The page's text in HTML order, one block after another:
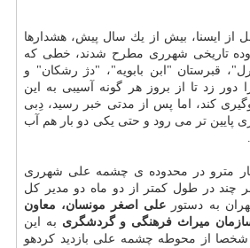
از ایسنا، بیش از یك سال پیش، هشدارها
تاریخی شهرری مطرح شدند، خطی كه
قبرستان "ابن بابویه"، "دژ رشكان" و
زد تا از بروز هر گونه آسیبی به این
كند، اما پس از مدتی خبر رسید، دِبی
تر می رود و حتی یكی دو بار هم آب
مترو در محدوده ی چشمه علی شهرری
هر چند در طول كمتر از دو ماه دو مدیر كل
به دستور علی اصغر مونسان، معاون
میراث فرهنگی و گردشگری به این
شخصا از محوطه چشمه علی بازدید كردهو